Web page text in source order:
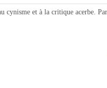
et à la critique acerbe.